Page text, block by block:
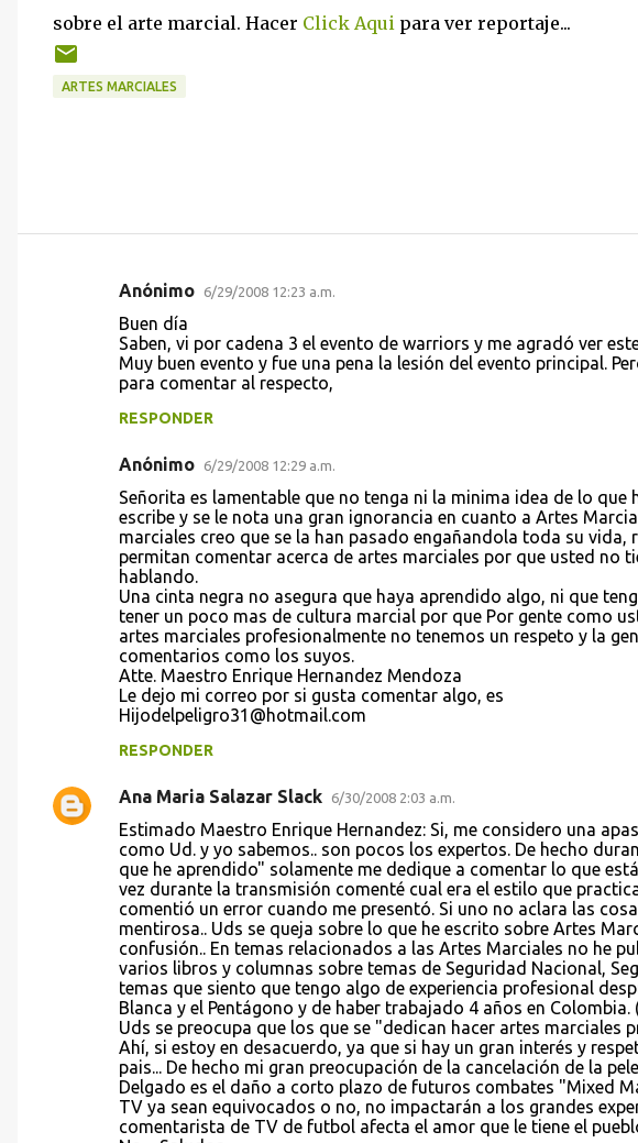
sobre el arte marcial. Hacer Click Aqui para ver reportaje...
ARTES MARCIALES
Anónimo 6/29/2008 12:23 a.m.
Buen día
Saben, vi por cadena 3 el evento de warriors y me agradó ver
Muy buen evento y fue una pena la lesión del evento principal.
para comentar al respecto,
RESPONDER
Anónimo 6/29/2008 12:29 a.m.
Señorita es lamentable que no tenga ni la minima idea de lo que
escribe y se le nota una gran ignorancia en cuanto a Artes
marciales creo que se la han pasado engañandola toda su vida,
permitan comentar acerca de artes marciales por que usted no
hablando.
Una cinta negra no asegura que haya aprendido algo, ni que
tener un poco mas de cultura marcial por que Por gente como
artes marciales profesionalmente no tenemos un respeto y la
comentarios como los suyos.
Atte. Maestro Enrique Hernandez Mendoza
Le dejo mi correo por si gusta comentar algo, es
Hijodelpeligro31@hotmail.com
RESPONDER
Ana Maria Salazar Slack 6/30/2008 2:03 a.m.
Estimado Maestro Enrique Hernandez: Si, me considero una
como Ud. y yo sabemos.. son pocos los expertos. De hecho
que he aprendido" solamente me dedique a comentar lo que
vez durante la transmisión comenté cual era el estilo que
comentió un error cuando me presentó. Si uno no aclara las
mentirosa.. Uds se queja sobre lo que he escrito sobre Artes
confusión.. En temas relacionados a las Artes Marciales no he
varios libros y columnas sobre temas de Seguridad Nacional,
temas que siento que tengo algo de experiencia profesional
Blanca y el Pentágono y de haber trabajado 4 años en
Uds se preocupa que los que se "dedican hacer artes marciales
Ahí, si estoy en desacuerdo, ya que si hay un gran interés y
pais... De hecho mi gran preocupación de la cancelación de la
Delgado es el daño a corto plazo de futuros combates "Mixed
TV ya sean equivocados o no, no impactarán a los grandes
comentarista de TV de futbol afecta el amor que le tiene el